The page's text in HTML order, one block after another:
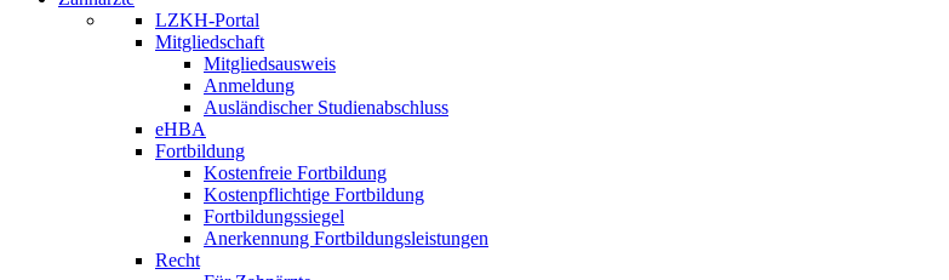
LZKH-Portal
Mitgliedschaft
Mitgliedsausweis
Anmeldung
Ausländischer Studienabschluss
eHBA
Fortbildung
Kostenfreie Fortbildung
Kostenpflichtige Fortbildung
Fortbildungssiegel
Anerkennung Fortbildungsleistungen
Recht